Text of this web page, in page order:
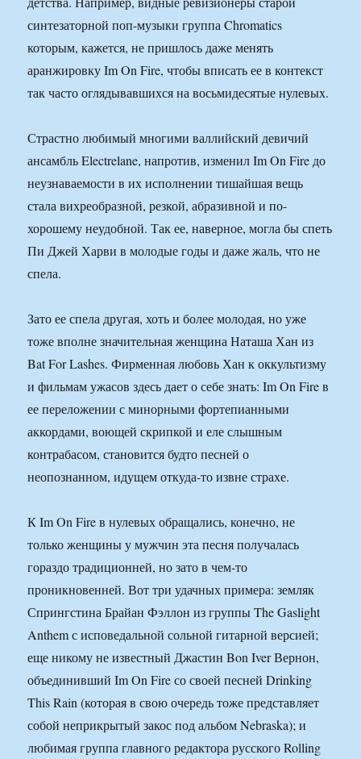
синтезаторной поп-музыки группа Chromatics
которым, кажется, не пришлось даже менять
аранжировку Im On Fire, чтобы вписать ее в контекст
так часто оглядывавшихся на восьмидесятые нулевых.
Страстно любимый многими валлийский девичий
ансамбль Electrelane, напротив, изменил Im On Fire до
неузнаваемости в их исполнении тишайшая вещь
стала вихреобразной, резкой, абразивной и по-
хорошему неудобной. Так ее, наверное, могла бы спеть
Пи Джей Харви в молодые годы и даже жаль, что не
спела.
Зато ее спела другая, хоть и более молодая, но уже
тоже вполне значительная женщина Наташа Хан из
Bat For Lashes. Фирменная любовь Хан к оккультизму
и фильмам ужасов здесь дает о себе знать: Im On Fire в
ее переложении с минорными фортепианными
аккордами, воющей скрипкой и еле слышным
контрабасом, становится будто песней о
неопознанном, идущем откуда-то извне страхе.
К Im On Fire в нулевых обращались, конечно, не
только женщины у мужчин эта песня получалась
гораздо традиционней, но зато в чем-то
проникновенней. Вот три удачных примера: земляк
Спрингстина Брайан Фэллон из группы The Gaslight
Anthem с исповедальной сольной гитарной версией;
еще никому не известный Джастин Bon Iver Вернон,
объединивший Im On Fire со своей песней Drinking
This Rain (которая в свою очередь тоже представляет
собой неприкрытый закос под альбом Nebraska); и
любимая группа главного редактора русского Rolling